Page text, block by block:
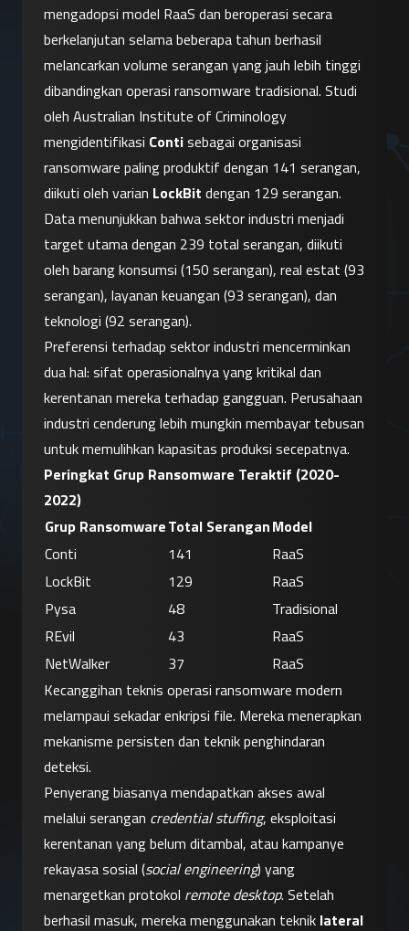
mengadopsi model RaaS dan beroperasi secara
berkelanjutan selama beberapa tahun berhasil
melancarkan volume serangan yang jauh lebih tinggi
dibandingkan operasi ransomware tradisional. Studi
oleh Australian Institute of Criminology
mengidentifikasi Conti sebagai organisasi
ransomware paling produktif dengan 141 serangan,
diikuti oleh varian LockBit dengan 129 serangan.
Data menunjukkan bahwa sektor industri menjadi
target utama dengan 239 total serangan, diikuti
oleh barang konsumsi (150 serangan), real estat (93
serangan), layanan keuangan (93 serangan), dan
teknologi (92 serangan).
Preferensi terhadap sektor industri mencerminkan
dua hal: sifat operasionalnya yang kritikal dan
kerentanan mereka terhadap gangguan. Perusahaan
industri cenderung lebih mungkin membayar tebusan
untuk memulihkan kapasitas produksi secepatnya.
Peringkat Grup Ransomware Teraktif (2020-
2022)
Grup RansomwareTotal SeranganModel
Conti
141
RaaS
LockBit
129
RaaS
Pysa
48
Tradisional
REvil
43
RaaS
NetWalker
37
RaaS
Kecanggihan teknis operasi ransomware modern
melampaui sekadar enkripsi file. Mereka menerapkan
mekanisme persisten dan teknik penghindaran
deteksi.
Penyerang biasanya mendapatkan akses awal
melalui serangan credential stuffing, eksploitasi
kerentanan yang belum ditambal, atau kampanye
rekayasa sosial (social engineering) yang
menargetkan protokol remote desktop. Setelah
berhasil masuk, mereka menggunakan teknik lateral